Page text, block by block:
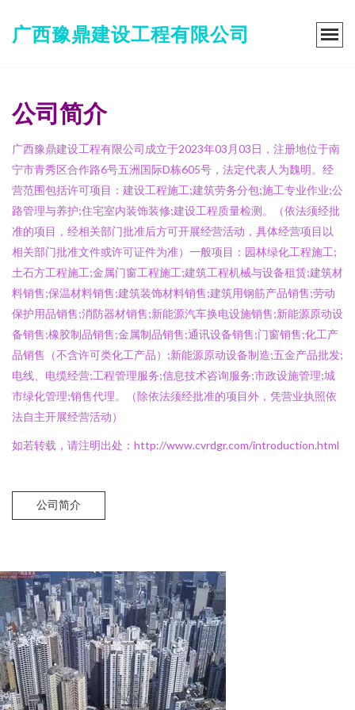
广西豫鼎建设工程有限公司
公司简介
广西豫鼎建设工程有限公司成立于2023年03月03日，注册地位于南
宁市青秀区合作路6号五洲国际D栋605号，法定代表人为魏明。经
营范围包括许可项目：建设工程施工;建筑劳务分包;施工专业作业;公
路管理与养护;住宅室内装饰装修;建设工程质量检测。（依法须经批
准的项目，经相关部门批准后方可开展经营活动，具体经营项目以
相关部门批准文件或许可证件为准）一般项目：园林绿化工程施工;
土石方工程施工;金属门窗工程施工;建筑工程机械与设备租赁;建筑材
料销售;保温材料销售;建筑装饰材料销售;建筑用钢筋产品销售;劳动
保护用品销售;消防器材销售;新能源汽车换电设施销售;新能源原动设
备销售;橡胶制品销售;金属制品销售;通讯设备销售;门窗销售;化工产
品销售（不含许可类化工产品）;新能源原动设备制造;五金产品批发;
电线、电缆经营;工程管理服务;信息技术咨询服务;市政设施管理;城
市绿化管理;销售代理。（除依法须经批准的项目外，凭营业执照依
法自主开展经营活动）
如若转载，请注明出处：http://www.cvrdgr.com/introduction.html
公司简介